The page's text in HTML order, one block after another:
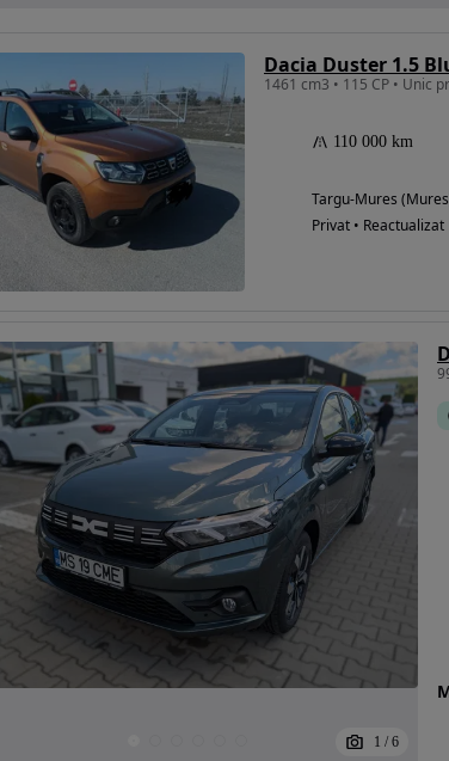
Dacia Duster 1.5
1461 cm3 • 115 CP • Unic
110 000 km
Targu-Mures
Privat • Reactualizat
1 / 6